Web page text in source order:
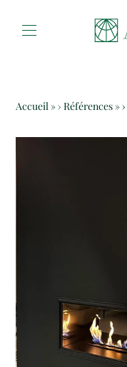
Accueil» Références»